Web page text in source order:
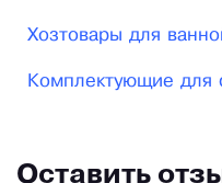
Хозтовары для
Комплектующие для
Оставить